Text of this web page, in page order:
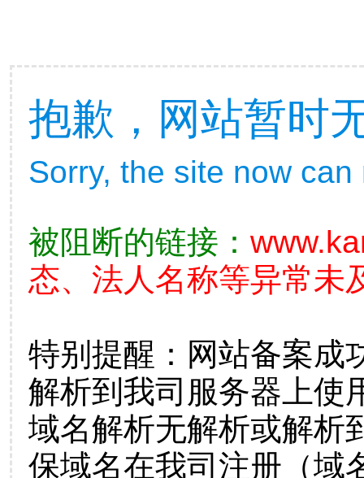
抱歉，网站暂时
Sorry, the site now
被阻断的链接：
态、法人名称等异常未
特别提醒：网站备案成
解析到我司服务器上使
域名解析无解析或解析
保域名在我司注册（域